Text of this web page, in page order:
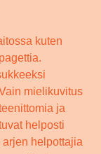
kuten
mielikuvitus
ja
helposti
helpottajia